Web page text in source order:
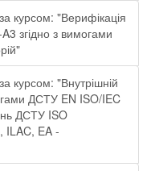
курсом: "Верифікація
згідно з вимогами
курсом: "Внутрішній
ДСТУ EN ISO/IEC
ДСТУ ISO
ILAC, EA -